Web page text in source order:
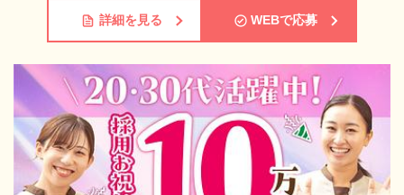
詳細を見る WEBで応募